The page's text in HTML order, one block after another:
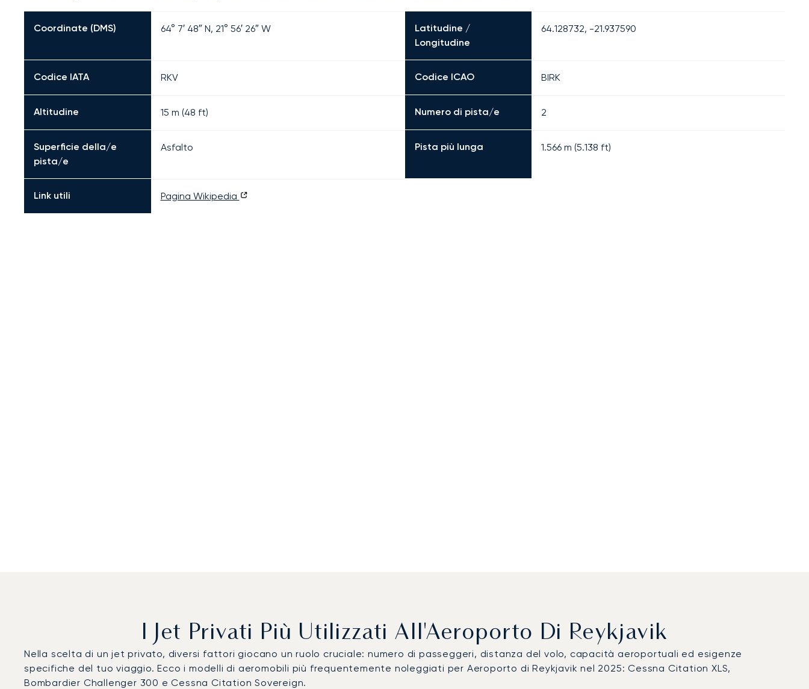
Coordinate (DMS) 64° 7′ 48″ N, 21° 56′ 26″ W
Latitudine /
Longitudine
64.128732, -21.937590
Codice IATA RKV Codice ICAO BIRK
Altitudine 15 m (48 ft) Numero di pista/e 2
Superficie della/e
pista/e
Asfalto Pista più lunga 1.566 m (5.138 ft)
Link utili Pagina Wikipedia
I Jet Privati Più Utilizzati All'Aeroporto Di Reykjavik
Nella scelta di un jet privato, diversi fattori giocano un ruolo cruciale: numero di passeggeri, distanza del volo, capacità aeroportuali ed esigenze
specifiche del tuo viaggio. Ecco i modelli di aeromobili più frequentemente noleggiati per Aeroporto di Reykjavik nel 2025: Cessna Citation XLS,
Bombardier Challenger 300 e Cessna Citation Sovereign.